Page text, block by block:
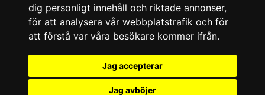
dig personligt innehåll och riktade annonser,
för att analysera vår webbplatstrafik och för
att förstå var våra besökare kommer ifrån.
Jag accepterar
Jag avböjer